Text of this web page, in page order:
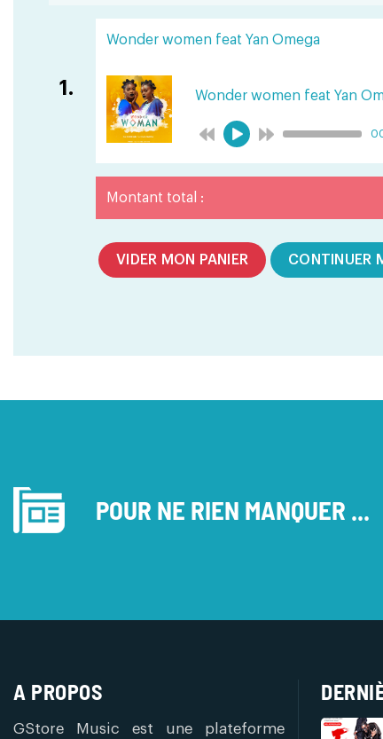
Wonder women feat Yan Omega
1. Wonder women feat Yan
Montant total :
VIDER MON PANIER CONTINUER
POUR NE RIEN MANQUER ...
A PROPOS
GStore Music est une plateforme